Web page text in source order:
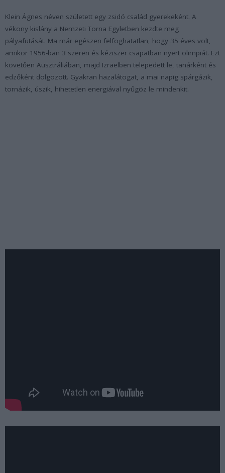
Klein Ágnes néven született egy zsidó család gyerekeként. A
vékony kislány a Nemzeti Torna Egyletben kezdte meg
pályafutását. Ma már egészen felfoghatatlan, hogy 35 éves volt,
amikor 1956-ban 3 szeren és kéziszer csapatban nyert olimpiát. Ezt
követően Ausztráliában, majd Izraelben telepedett le, tanárként és
edzőként dolgozott. Gyakran hazalátogat, a mai napig spárgázik,
tornázik, úszik, hihetetlen energiával nyűgöz le mindenkit.